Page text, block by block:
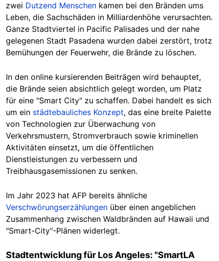
zwei Dutzend Menschen kamen bei den Bränden ums
Leben, die Sachschäden in Milliardenhöhe verursachten.
Ganze Stadtviertel in Pacific Palisades und der nahe
gelegenen Stadt Pasadena wurden dabei zerstört, trotz
Bemühungen der Feuerwehr, die Brände zu löschen.
In den online kursierenden Beiträgen wird behauptet,
die Brände seien absichtlich gelegt worden, um Platz
für eine "Smart City" zu schaffen. Dabei handelt es sich
um ein städtebauliches Konzept, das eine breite Palette
von Technologien zur Überwachung von
Verkehrsmustern, Stromverbrauch sowie kriminellen
Aktivitäten einsetzt, um die öffentlichen
Dienstleistungen zu verbessern und
Treibhausgasemissionen zu senken.
Im Jahr 2023 hat AFP bereits ähnliche
Verschwörungserzählungen über einen angeblichen
Zusammenhang zwischen Waldbränden auf Hawaii und
"Smart-City"-Plänen widerlegt.
Stadtentwicklung für Los Angeles: "SmartLA